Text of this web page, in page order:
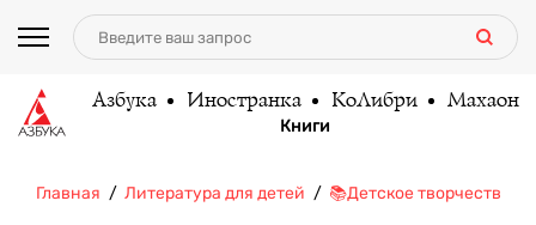
Азбука Иностранка КоЛибри Махаон
Книги
Главная Литература для детей 📚Детское творчество и